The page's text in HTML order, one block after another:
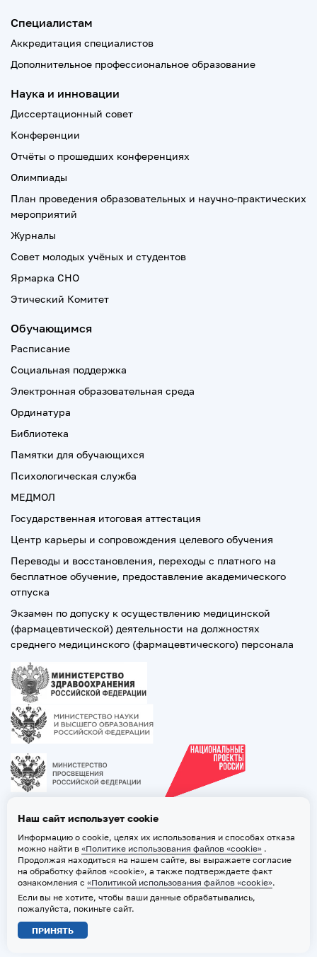
Специалистам
Аккредитация специалистов
Дополнительное профессиональное образование
Наука и инновации
Диссертационный совет
Конференции
Отчёты о прошедших конференциях
Олимпиады
План проведения образовательных и научно-практических
мероприятий
Журналы
Совет молодых учёных и студентов
Ярмарка СНО
Этический Комитет
Обучающимся
Расписание
Социальная поддержка
Электронная образовательная среда
Ординатура
Библиотека
Памятки для обучающихся
Психологическая служба
МЕДМОЛ
Государственная итоговая аттестация
Центр карьеры и сопровождения целевого обучения
Переводы и восстановления, переходы с платного на
бесплатное обучение, предоставление академического
отпуска
Экзамен по допуску к осуществлению медицинской
(фармацевтической) деятельности на должностях
среднего медицинского (фармацевтического) персонала
2026 © ТВГМУ. Все права защищены
Политика обработки персональных данных
Политика использования файлов «cookie»
Наш сайт использует cookie
Информацию о cookie, целях их использования и способах отказа
можно найти в «Политике использования файлов «cookie» .
Продолжая находиться на нашем сайте, вы выражаете согласие
на обработку файлов «cookie», а также подтверждаете факт
ознакомления с «Политикой использования файлов «cookie».
Если вы не хотите, чтобы ваши данные обрабатывались,
пожалуйста, покиньте сайт.
ПРИНЯТЬ